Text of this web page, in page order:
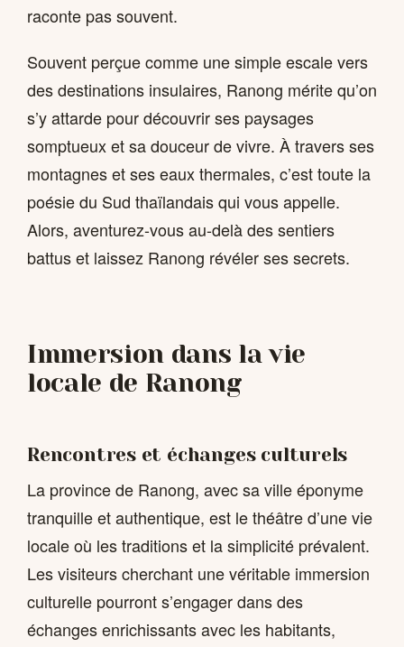
raconte pas souvent.
Souvent perçue comme une simple escale vers
des destinations insulaires, Ranong mérite qu’on
s’y attarde pour découvrir ses paysages
somptueux et sa douceur de vivre. À travers ses
montagnes et ses eaux thermales, c’est toute la
poésie du Sud thaïlandais qui vous appelle.
Alors, aventurez-vous au-delà des sentiers
battus et laissez Ranong révéler ses secrets.
Immersion dans la vie
locale de Ranong
Rencontres et échanges culturels
La province de Ranong, avec sa ville éponyme
tranquille et authentique, est le théâtre d’une vie
locale où les traditions et la simplicité prévalent.
Les visiteurs cherchant une véritable immersion
culturelle pourront s’engager dans des
échanges enrichissants avec les habitants,